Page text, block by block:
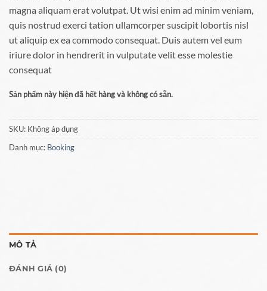
magna aliquam erat volutpat. Ut wisi enim ad minim veniam,
quis nostrud exerci tation ullamcorper suscipit lobortis nisl
ut aliquip ex ea commodo consequat. Duis autem vel eum
iriure dolor in hendrerit in vulputate velit esse molestie
consequat
Sản phẩm này hiện đã hết hàng và không có sẵn.
SKU: Không áp dụng
Danh mục: Booking
MÔ TẢ
ĐÁNH GIÁ (0)